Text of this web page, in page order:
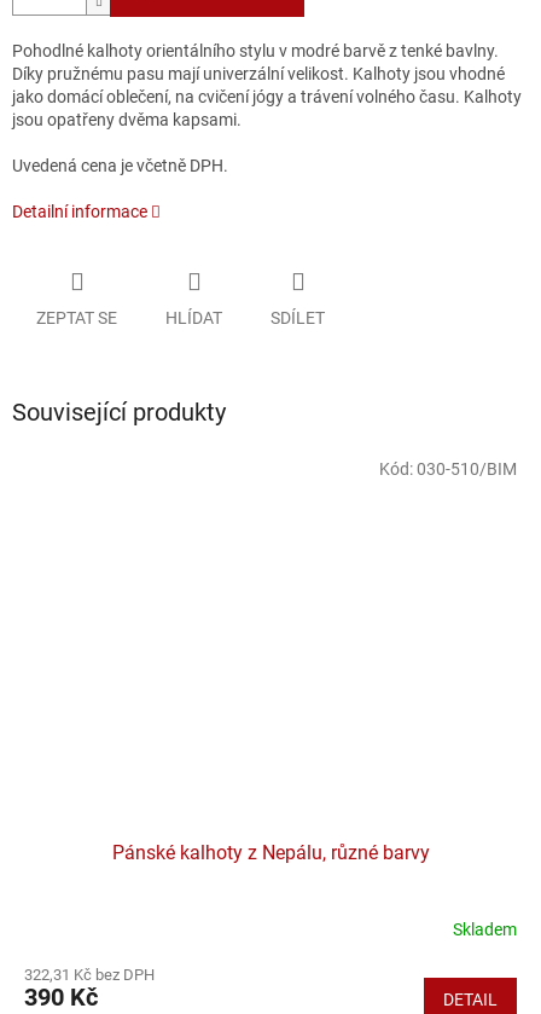
Pohodlné kalhoty orientálního stylu v modré barvě z tenké bavlny.
Díky pružnému pasu mají univerzální velikost. Kalhoty jsou vhodné
jako domácí oblečení, na cvičení jógy a trávení volného času. Kalhoty
jsou opatřeny dvěma kapsami.
Uvedená cena je včetně DPH.
Detailní informace
ZEPTAT SE HLÍDAT SDÍLET
Související produkty
Pánské kalhoty z Nepálu, různé barvy
produktu
je
Skladem
322,31 Kč bez DPH
390 Kč DETAIL
Kód:030-510/BIM